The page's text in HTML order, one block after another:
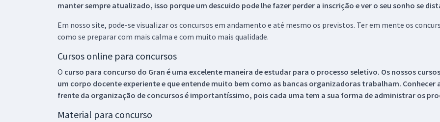
manter sempre atualizado, isso porque um descuido pode lhe fazer perder a inscrição e ver o seu sonho se
Em nosso site, pode-se visualizar os concursos em andamento e até mesmo os previstos. Ter em mente os
como se preparar com mais calma e com muito mais qualidade.
Cursos online para concursos
O curso para concurso do Gran é uma excelente maneira de estudar para o processo seletivo. Os nossos
um corpo docente experiente e que entende muito bem como as bancas organizadoras trabalham.
frente da organização de concursos é importantíssimo, pois cada uma tem a sua forma de administrar os
Material para concurso